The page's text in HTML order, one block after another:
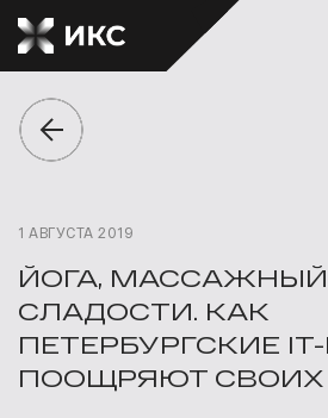
1 АВГУСТА 2019
ЙОГА, МАССАЖНЫЙ
СЛАДОСТИ. КАК
ПЕТЕРБУРГСКИЕ
ПООЩРЯЮТ СВОИХ